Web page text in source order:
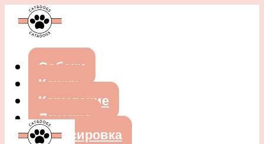
Собаки
Кошки
Кормление
Лечение
Дрессировка